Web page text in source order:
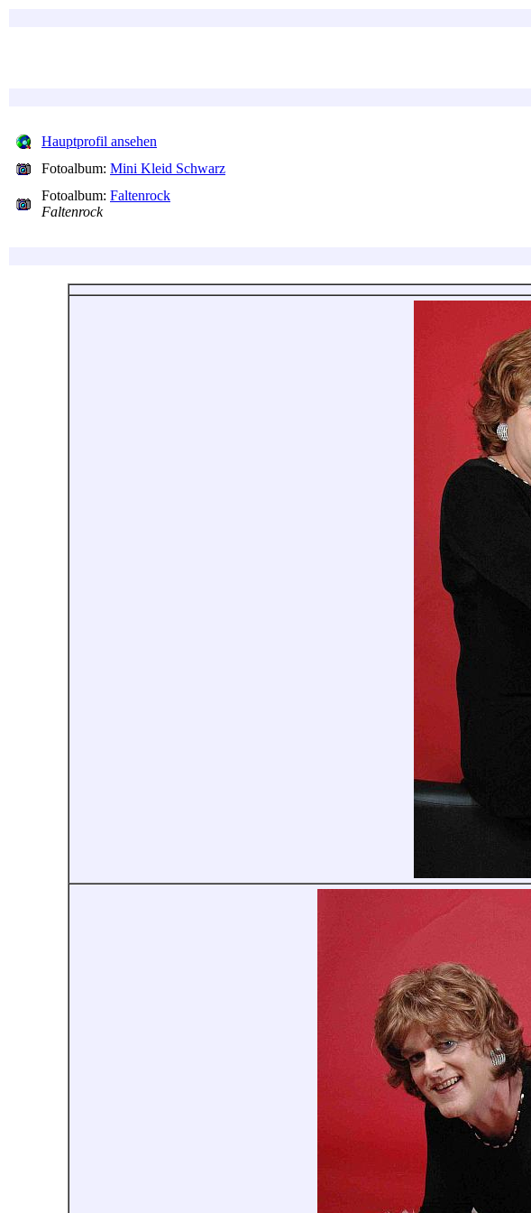
Hauptprofil ansehen
Fotoalbum: Mini Kleid Schwarz
Fotoalbum: Faltenrock
Faltenrock